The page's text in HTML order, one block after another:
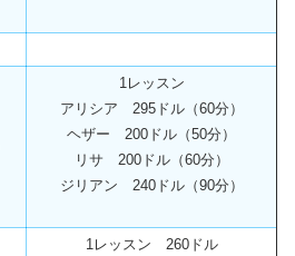
1レッスン
アリシア 295ドル（60分）
ヘザー 200ドル（50分）
リサ 200ドル（60分）
ジリアン 240ドル（90分）
1レッスン 260ドル